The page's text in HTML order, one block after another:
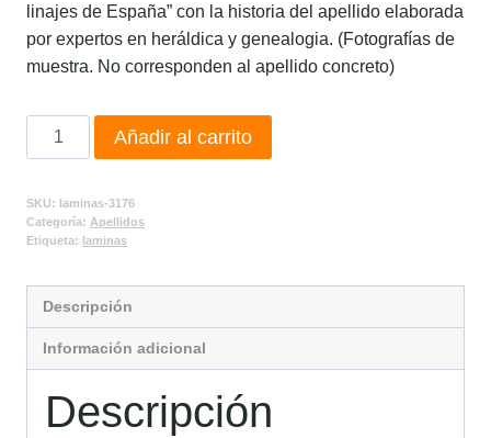
linajes de España” con la historia del apellido elaborada
por expertos en heráldica y genealogia. (Fotografías de
muestra. No corresponden al apellido concreto)
Añadir al carrito
SKU: laminas-3176
Categoría: Apellidos
Etiqueta: laminas
Descripción
Información adicional
Descripción